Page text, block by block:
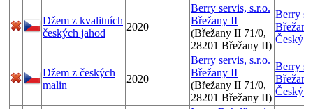
Džem z kvalitních
českých jahod
2020
Berry servis, s.r.o.
Břežany II
(Břežany II 71/0,
28201 Břežany II)
Berry
Český
Džem z českých
malin
2020
Berry servis, s.r.o.
Břežany II
(Břežany II 71/0,
28201 Břežany II)
Berry
Český